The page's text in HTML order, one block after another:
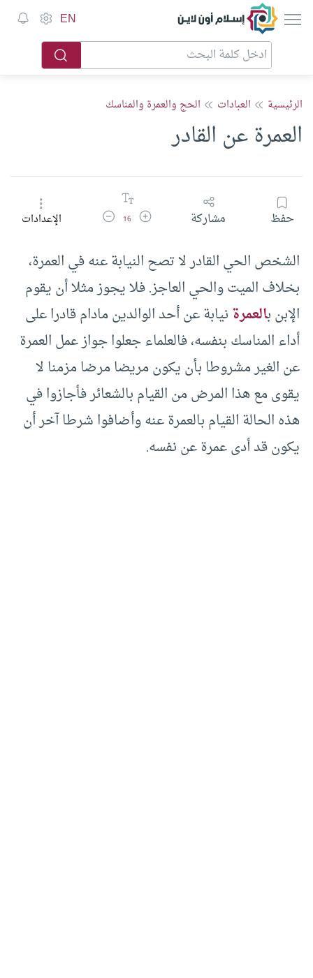
إسلام أون لاين EN
الرئيسية العبادات الحج والعمرة والمناسك
العمرة عن القادر
حفظ مشاركة زيادة حجم الخط
16 تقليل حجم الخطالإعدادات
الشخص الحي القادر لا تصح النيابة عنه في العمرة،
بخلاف الميت والحي العاجز. فلا يجوز مثلا أن يقوم
الإبن بالعمرةنيابة عن أحد الوالدين مادام قادرا على
أداء المناسك بنفسه، فالعلماء جعلوا جواز عمل العمرة
عن الغير مشروطا بأن يكون مريضا مرضا مزمنا لا
يقوى مع هذا المرض من القيام بالشعائر فأجازوا في
هذه الحالة القيام بالعمرة عنه وأضافوا شرطا آخر أن
يكون قد أدى عمرة عن نفسه.